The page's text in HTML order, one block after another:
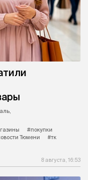
#покупки
Тюмени #тк
8 августа, 16:53